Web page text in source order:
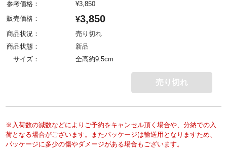
参考価格：
¥3,850
販売価格：
¥3,850
商品状況：
売り切れ
商品状態：
新品
サイズ：
全高約9.5cm
売り切れ
※入荷数の減数などによりご予約をキャンセル頂く場合や、分納での入
荷となる場合がございます。またパッケージは輸送用となりますため、
パッケージに多少の傷やダメージがある場合もございます。